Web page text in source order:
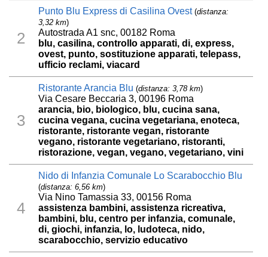
2
Punto Blu Express di Casilina Ovest(distanza:
3,32 km)
Autostrada A1 snc, 00182 Roma
blu, casilina, controllo apparati, di, express,
ovest, punto, sostituzione apparati, telepass,
ufficio reclami, viacard
3
Ristorante Arancia Blu (distanza: 3,78 km)
Via Cesare Beccaria 3, 00196 Roma
arancia, bio, biologico, blu, cucina sana,
cucina vegana, cucina vegetariana, enoteca,
ristorante, ristorante vegan, ristorante
vegano, ristorante vegetariano, ristoranti,
ristorazione, vegan, vegano, vegetariano, vini
4
Nido di Infanzia Comunale Lo Scarabocchio Blu
(distanza: 6,56 km)
Via Nino Tamassia 33, 00156 Roma
assistenza bambini, assistenza ricreativa,
bambini, blu, centro per infanzia, comunale,
di, giochi, infanzia, lo, ludoteca, nido,
scarabocchio, servizio educativo